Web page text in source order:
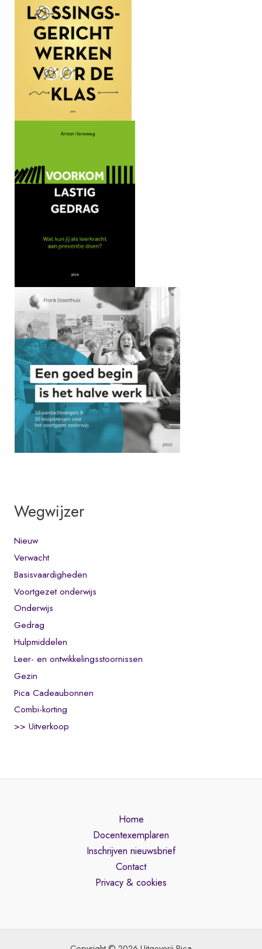
Wegwijzer
Nieuw
Verwacht
Basisvaardigheden
Voortgezet onderwijs
Onderwijs
Gedrag
Hulpmiddelen
Leer- en ontwikkelingsstoornissen
Gezin
Pica Cadeaubonnen
Combi-korting
>> Uitverkoop
Home
Docentexemplaren
Inschrijven nieuwsbrief
Contact
Privacy & cookies